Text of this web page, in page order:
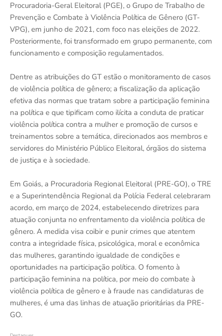
Procuradoria-Geral Eleitoral (PGE), o Grupo de Trabalho de
Prevenção e Combate à Violência Política de Gênero (GT-
VPG), em junho de 2021, com foco nas eleições de 2022.
Posteriormente, foi transformado em grupo permanente, com
funcionamento e composição regulamentados.
Dentre as atribuições do GT estão o monitoramento de casos
de violência política de gênero; a fiscalização da aplicação
efetiva das normas que tratam sobre a participação feminina
na política e que tipificam como ilícita a conduta de praticar
violência política contra a mulher e promoção de cursos e
treinamentos sobre a temática, direcionados aos membros e
servidores do Ministério Público Eleitoral, órgãos do sistema
de justiça e à sociedade.
Em Goiás, a Procuradoria Regional Eleitoral (PRE-GO), o TRE
e a Superintendência Regional da Polícia Federal celebraram
acordo, em março de 2024, estabelecendo diretrizes para
atuação conjunta no enfrentamento da violência política de
gênero. A medida visa coibir e punir crimes que atentem
contra a integridade física, psicológica, moral e econômica
das mulheres, garantindo igualdade de condições e
oportunidades na participação política. O fomento à
participação feminina na política, por meio do combate à
violência política de gênero e à fraude nas candidaturas de
mulheres, é uma das linhas de atuação prioritárias da PRE-
GO.